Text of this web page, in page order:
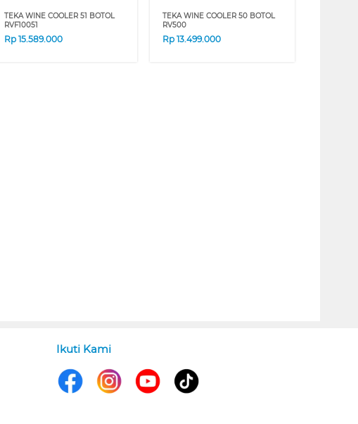
TEKA WINE COOLER 51 BOTOL
RVF10051
Rp15.589.000
TEKA WINE COOLER 50 BOTOL
RV500
Rp 13.499.000
Ikuti Kami